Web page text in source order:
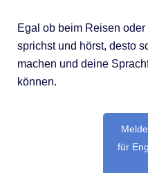
Egal ob beim Reisen
sprichst und hörst, desto
machen und deine
können.
für